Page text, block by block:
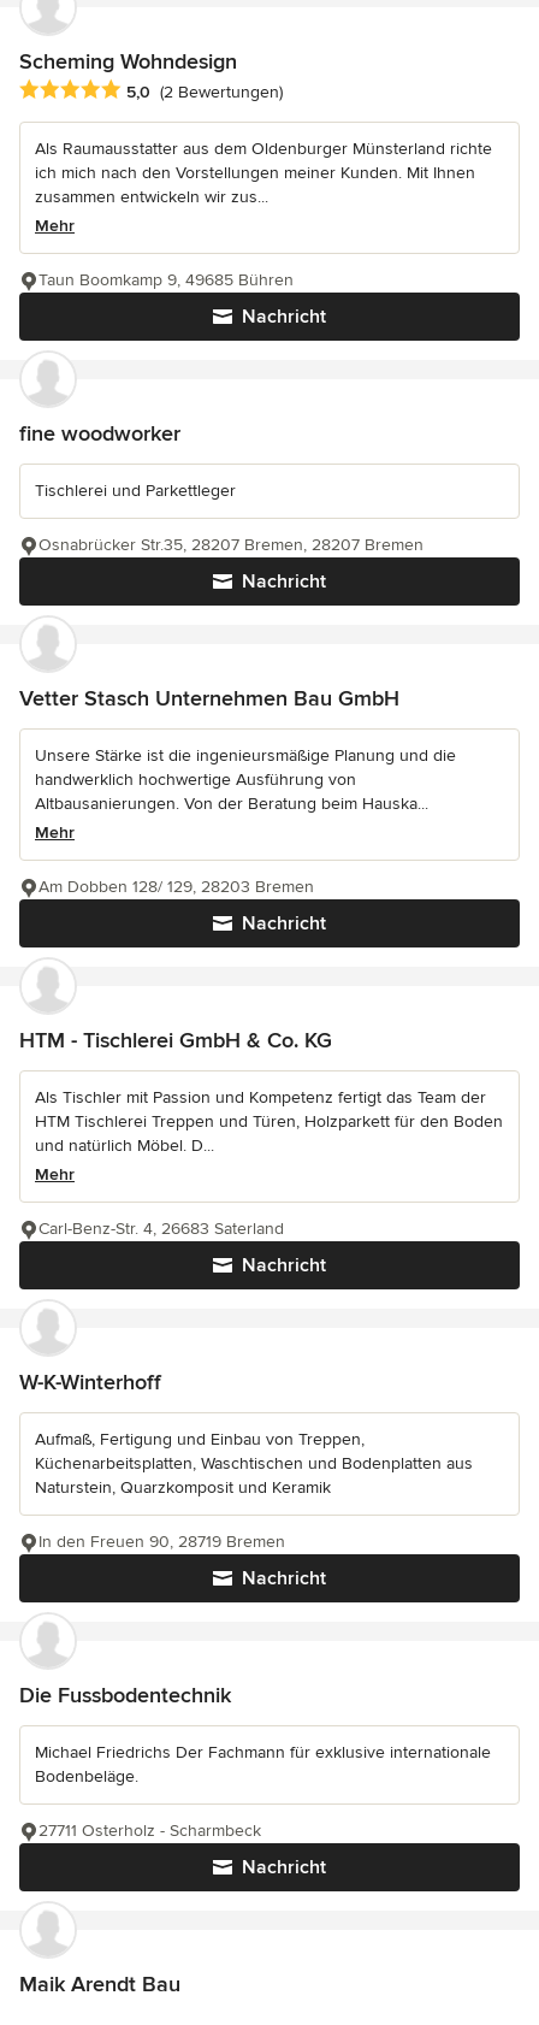
Scheming Wohndesign
Durchschnittliche Bewertung: 5 von 5 Sternen
5,0 (2 Bewertungen)
Als Raumausstatter aus dem Oldenburger Münsterland richte
ich mich nach den Vorstellungen meiner Kunden. Mit Ihnen
zusammen entwickeln wir zus...
Mehr
Nachricht
Taun Boomkamp 9, 49685 Bühren
fine woodworker
Tischlerei und Parkettleger
Nachricht
Osnabrücker Str.35, 28207 Bremen, 28207 Bremen
Vetter Stasch Unternehmen Bau GmbH
Unsere Stärke ist die ingenieursmäßige Planung und die
handwerklich hochwertige Ausführung von
Altbausanierungen. Von der Beratung beim Hauska...
Mehr
Nachricht
Am Dobben 128/ 129, 28203 Bremen
HTM - Tischlerei GmbH & Co. KG
Als Tischler mit Passion und Kompetenz fertigt das Team der
HTM Tischlerei Treppen und Türen, Holzparkett für den Boden
und natürlich Möbel. D...
Mehr
Nachricht
Carl-Benz-Str. 4, 26683 Saterland
W-K-Winterhoff
Aufmaß, Fertigung und Einbau von Treppen,
Küchenarbeitsplatten, Waschtischen und Bodenplatten aus
Naturstein, Quarzkomposit und Keramik
Nachricht
In den Freuen 90, 28719 Bremen
Die Fussbodentechnik
Michael Friedrichs Der Fachmann für exklusive internationale
Bodenbeläge.
Nachricht
27711 Osterholz - Scharmbeck
Maik Arendt Bau